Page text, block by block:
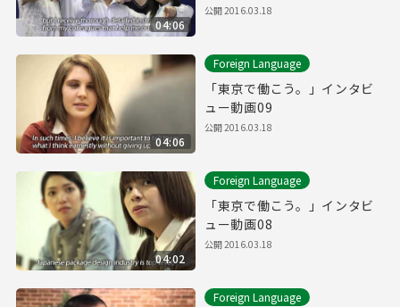
04:06
公開2016.03.18
04:06
Foreign Language
「東京で働こう。」インタビ
ュー動画09
公開2016.03.18
04:02
Foreign Language
「東京で働こう。」インタビ
ュー動画08
公開2016.03.18
Foreign Language